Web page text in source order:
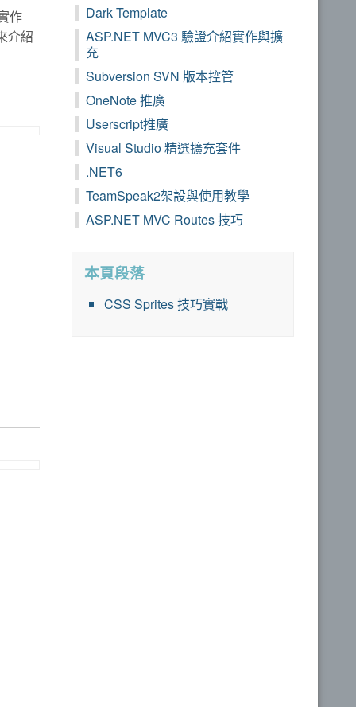
作
介紹
Dark Template
ASP.NET MVC3 驗證介紹實作與擴
充
Subversion SVN 版本控管
OneNote 推廣
Userscript推廣
Visual Studio 精選擴充套件
.NET6
TeamSpeak2架設與使用教學
ASP.NET MVC Routes 技巧
本頁段落
CSS Sprites 技巧實戰